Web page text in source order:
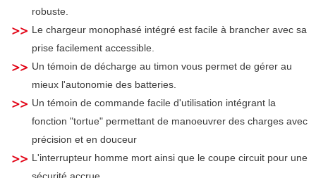
robuste.
Le chargeur monophasé intégré est facile à brancher avec sa
prise facilement accessible.
Un témoin de décharge au timon vous permet de gérer au
mieux l'autonomie des batteries.
Un témoin de commande facile d'utilisation intégrant la
fonction "tortue" permettant de manoeuvrer des charges avec
précision et en douceur
L'interrupteur homme mort ainsi que le coupe circuit pour une